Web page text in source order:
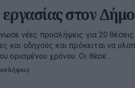
εργασίας στον
νέες προσλήψεις για 20 θέσεις
και οδηγούς και πρόκειται να
ορισμένου χρόνου. Οι θέσε...